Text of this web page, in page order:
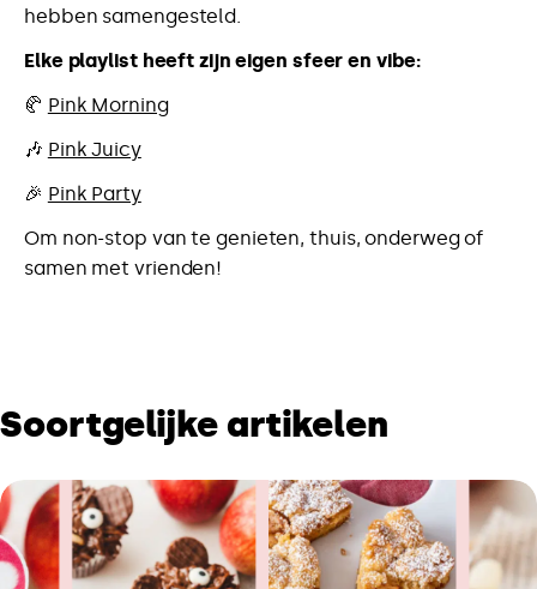
hebben samengesteld.
Elke playlist heeft zijn eigen sfeer en vibe:
🥐 Pink Morning
🎶 Pink Juicy
🎉 Pink Party
Om non-stop van te genieten, thuis, onderweg of
samen met vrienden!
Soortgelijke artikelen